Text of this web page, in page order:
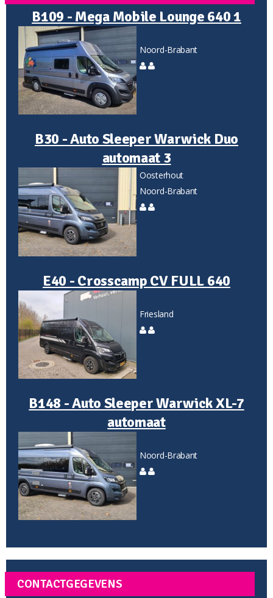
B109 - Mega Mobile Lounge 640 1
Noord-Brabant
B30 - Auto Sleeper Warwick Duo
automaat 3
Oosterhout
Noord-Brabant
E40 - Crosscamp CV FULL 640
Friesland
B148 - Auto Sleeper Warwick XL-7
automaat
Noord-Brabant
CONTACTGEGEVENS